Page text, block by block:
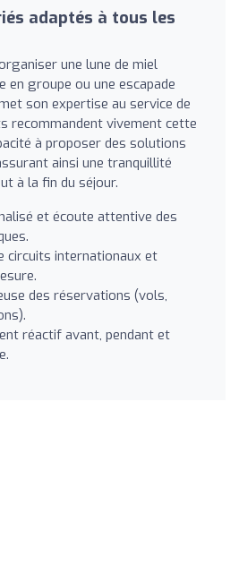
adaptés à tous les
une lune de miel
en groupe ou une escapade
son expertise au service de
recommandent vivement cette
à proposer des solutions
ainsi une tranquillité
à la fin du séjour.
et écoute attentive des
circuits internationaux et
des réservations (vols,
réactif avant, pendant et